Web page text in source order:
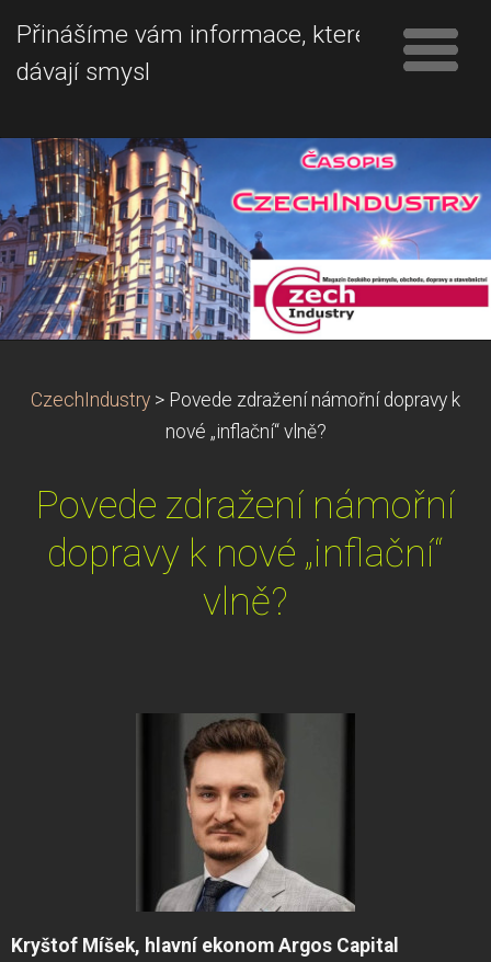
Přinášíme vám informace, které
dávají smysl
CzechIndustry > Povede zdražení námořní dopravy k
nové „inflační“ vlně?
Povede zdražení námořní
dopravy k nové „inflační“
vlně?
Kryštof Míšek, hlavní ekonom Argos Capital